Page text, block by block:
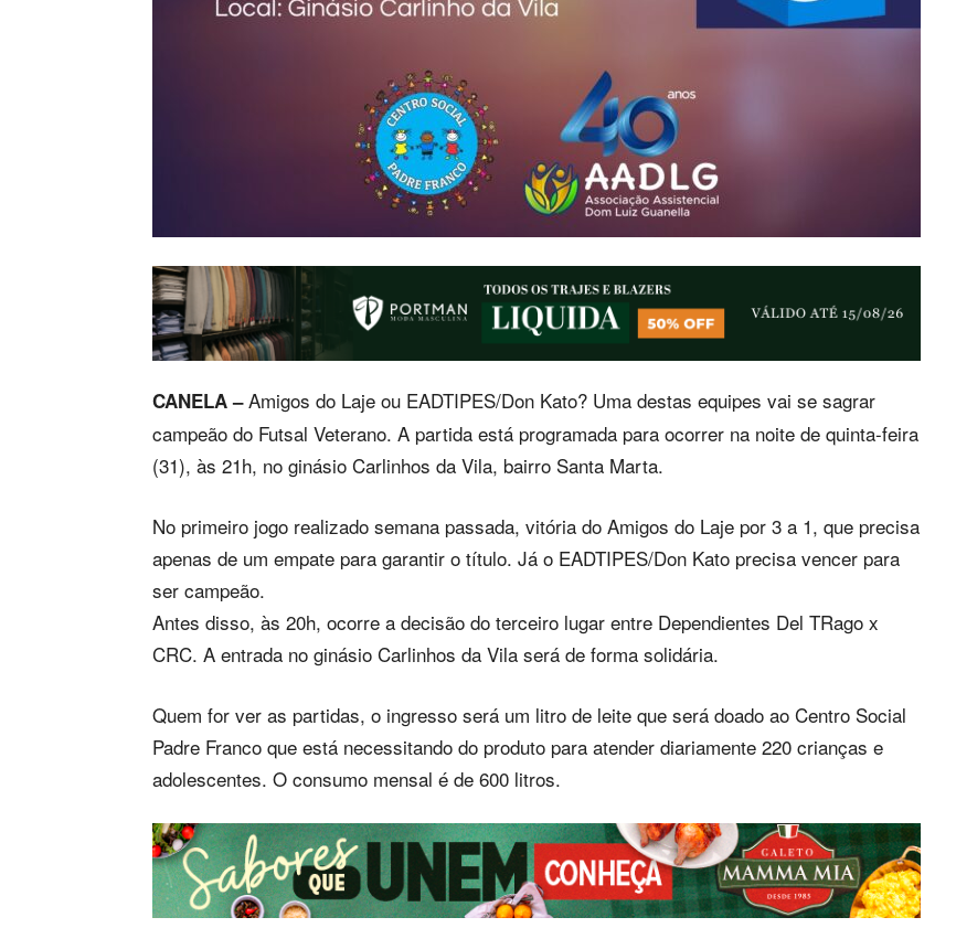
CANELA –Amigos do Laje ou EADTIPES/Don Kato? Uma destas equipes vai se sagrar
campeão do Futsal Veterano. A partida está programada para ocorrer na noite de quinta-feira
(31), às 21h, no ginásio Carlinhos da Vila, bairro Santa Marta.
No primeiro jogo realizado semana passada, vitória do Amigos do Laje por 3 a 1, que precisa
apenas de um empate para garantir o título. Já o EADTIPES/Don Kato precisa vencer para
ser campeão.
Antes disso, às 20h, ocorre a decisão do terceiro lugar entre Dependientes Del TRago x
CRC. A entrada no ginásio Carlinhos da Vila será de forma solidária.
Quem for ver as partidas, o ingresso será um litro de leite que será doado ao Centro Social
Padre Franco que está necessitando do produto para atender diariamente 220 crianças e
adolescentes. O consumo mensal é de 600 litros.